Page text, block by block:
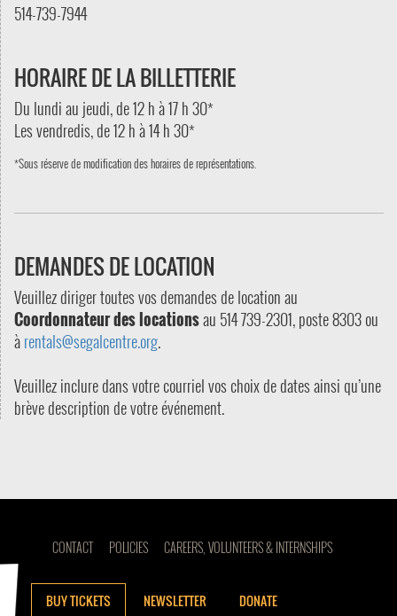
514-739-7944
HORAIRE DE LA BILLETTERIE
Du lundi au jeudi, de 12 h à 17 h 30*
Les vendredis, de12 h à 14 h 30*
*Sous réserve de modification des horaires de représentations.
DEMANDES DE LOCATION
Veuillez diriger toutes vos demandes de location au
Coordonnateur des locationsau 514 739-2301, poste 8303 ou
àrentals@segalcentre.org.
Veuillez inclure dans votre courriel vos choix de dates ainsi qu’une
brève description de votre événement.
CONTACT POLICIES CAREERS, VOLUNTEERS & INTERNSHIPS
BUY TICKETS NEWSLETTER DONATE